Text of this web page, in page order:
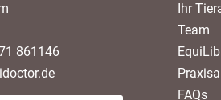
861146
Ihr
Team
FAQs